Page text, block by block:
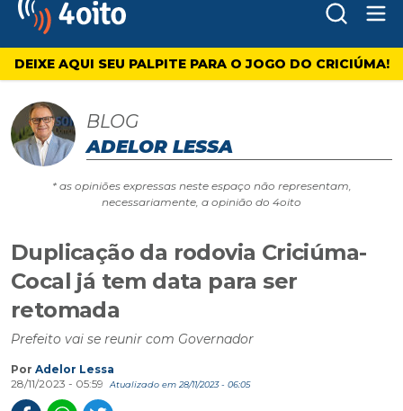
4oito
DEIXE AQUI SEU PALPITE PARA O JOGO DO CRICIÚMA!
BLOG
ADELOR LESSA
* as opiniões expressas neste espaço não representam,
necessariamente, a opinião do 4oito
Duplicação da rodovia Criciúma-
Cocal já tem data para ser
retomada
Prefeito vai se reunir com Governador
Por Adelor Lessa
28/11/2023 - 05:59
Atualizado em 28/11/2023 - 06:05